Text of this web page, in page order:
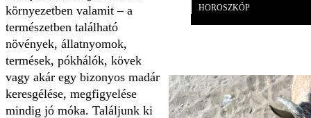
környezetben valamit – a
természetben található
növények, állatnyomok,
termések, pókhálók, kövek
vagy akár egy bizonyos madár
keresgélése, megfigyelése
mindig jó móka. Találjunk ki
HOROSZKÓP